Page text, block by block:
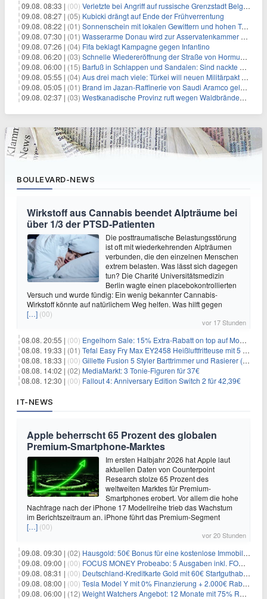
09.08. 08:33 | (00) Verletzte bei Angriff auf russische Grenzstadt Belgorod
09.08. 08:27 | (05) Kubicki drängt auf Ende der Frühverrentung
09.08. 08:22 | (01) Sonnenschein mit lokalen Gewittern und hohen Temperaturen
09.08. 07:30 | (01) Wasserarme Donau wird zur Asservatenkammer der Geschichte
09.08. 07:26 | (04) Fifa beklagt Kampagne gegen Infantino
09.08. 06:20 | (03) Schnelle Wiedereröffnung der Straße von Hormus ungewiss
09.08. 06:00 | (15) Barfuß in Schlappen und Sandalen: Sind nackte Füße eklig?
09.08. 05:55 | (04) Aus drei mach viele: Türkei will neuen Militärpakt erweitern
09.08. 05:05 | (01) Brand im Jazan-Raffinerie von Saudi Aramco gelöscht: Auswirkungen auf die Energiemärkte
09.08. 02:37 | (03) Westkanadische Provinz ruft wegen Waldbränden Notstand aus
BOULEVARD-NEWS
Wirkstoff aus Cannabis beendet Alpträume bei
über 1/3 der PTSD-Patienten
Die posttraumatische Belastungsstörung
ist oft mit wiederkehrenden Alpträumen
verbunden, die den einzelnen Menschen
extrem belasten. Was lässt sich dagegen
tun? Die Charité Universitätsmedizin
Berlin wagte einen placebokontrollierten
Versuch und wurde fündig: Ein wenig bekannter Cannabis-
Wirkstoff könnte auf natürlichem Weg helfen. Was hilft gegen
[…] (00)
vor 17 Stunden
08.08. 20:55 | (00) Engelhorn Sale: 15% Extra-Rabatt on top auf Mode- und Sport-Artikel
08.08. 19:33 | (01) Tefal Easy Fry Max EY2458 Heißluftfritteuse mit 5 Litern für 64,99€
08.08. 18:33 | (00) Gillette Fusion 5 Styler Barttrimmer und Rasierer (All in One) für 16€
08.08. 14:02 | (02) MediaMarkt: 3 Tonie-Figuren für 37€
08.08. 12:30 | (00) Fallout 4: Anniversary Edition Switch 2 für 42,39€
IT-NEWS
Apple beherrscht 65 Prozent des globalen
Premium-Smartphone-Marktes
Im ersten Halbjahr 2026 hat Apple laut
aktuellen Daten von Counterpoint
Research stolze 65 Prozent des
weltweiten Marktes für Premium-
Smartphones erobert. Vor allem die hohe
Nachfrage nach der iPhone 17 Modellreihe trieb das Wachstum
im Berichtszeitraum an. iPhone führt das Premium-Segment
[…] (00)
vor 20 Stunden
09.08. 09:30 | (02) Hausgold: 50€ Bonus für eine kostenlose Immobilienbewertung
09.08. 09:00 | (00) FOCUS MONEY Probeabo: 5 Ausgaben inkl. FOCUS+ Zugang für 5€
09.08. 08:31 | (00) Deutschland-Kreditkarte Gold mit 60€ Startguthaben (45€ Gewinn)
09.08. 08:00 | (00) Tesla Model Y mit 0% Finanzierung + 2.000€ Rabatt für 38.970€
09.08. 06:00 | (12) Weight Watchers Angebot: 12 Monate mit 75% Rabatt ab 6,25€/Monat